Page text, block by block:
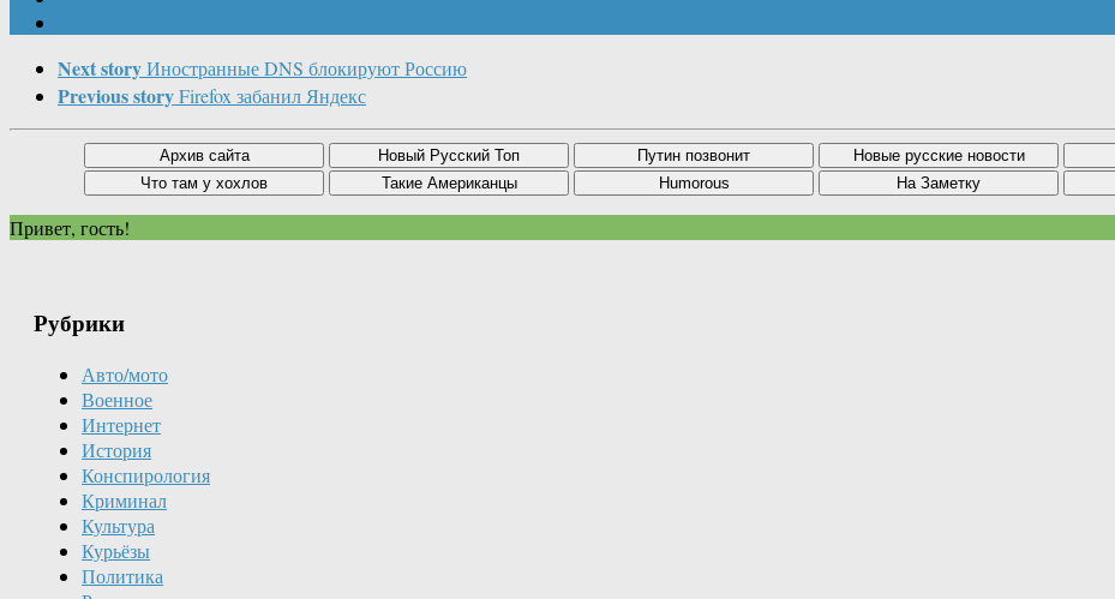
Next storyИностранные DNS блокируют Россию
Previous storyFirefox забанил Яндекс
Привет, гость!
Рубрики
Авто/мото
Военное
Интернет
История
Конспирология
Криминал
Культура
Курьёзы
Политика